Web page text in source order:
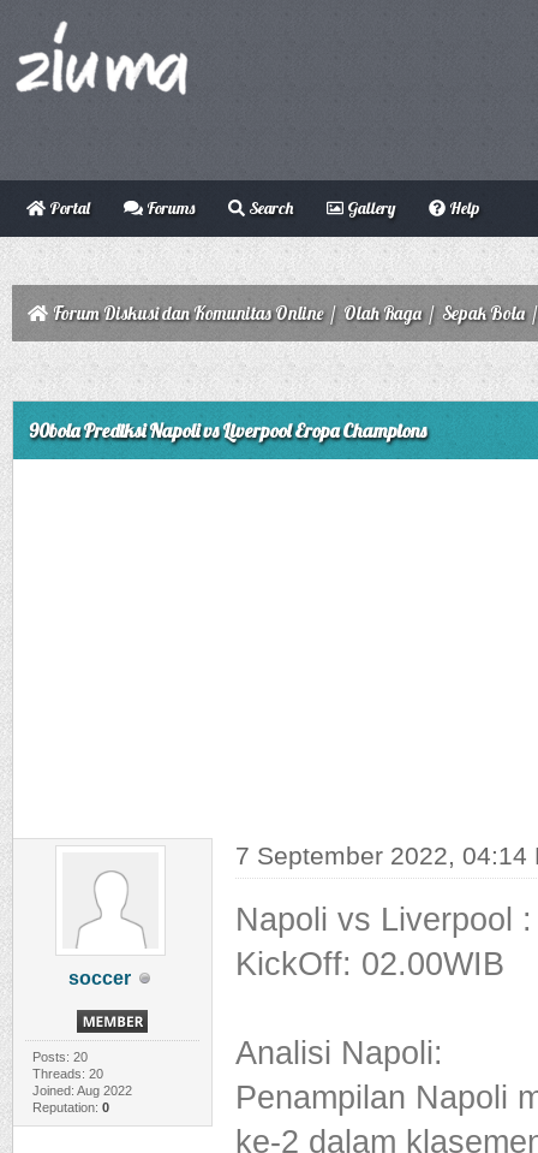
Portal Forums Search Gallery Help
Forum Diskusi dan Komunitas Online/ Olah Raga/ Sepak Bola
90bola Prediksi Napoli vs Liverpool Eropa Champions
soccer
Posts: 20
Threads: 20
Joined: Aug 2022
Reputation: 0
7 September 2022, 04:14
Napoli vs Liverpool :
KickOff: 02.00WIB
Analisi Napoli:
Penampilan Napoli
ke-2 dalam